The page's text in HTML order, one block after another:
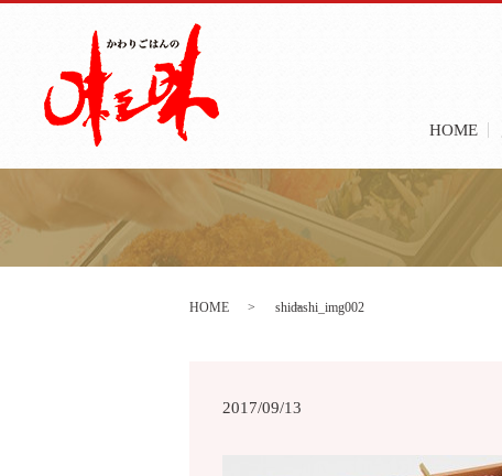
HOME
HOME shidashi_img002
2017/09/13